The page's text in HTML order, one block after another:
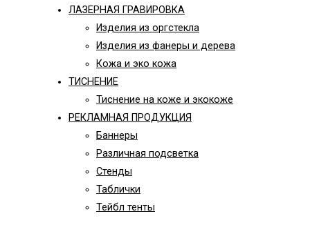
ЛАЗЕРНАЯ ГРАВИРОВКА
Изделия из оргстекла
Изделия из фанеры и дерева
Кожа и эко кожа
ТИСНЕНИЕ
Тиснение на коже и экокоже
РЕКЛАМНАЯ ПРОДУКЦИЯ
Баннеры
Различная подсветка
Стенды
Таблички
Тейбл тенты